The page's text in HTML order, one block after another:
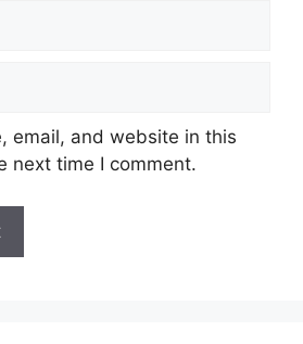
email, and website in this
next time I comment.